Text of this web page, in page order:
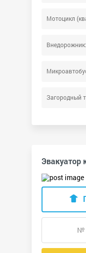
Мотоцикл
Внедорожник:
Загородный
Эвакуатор
№